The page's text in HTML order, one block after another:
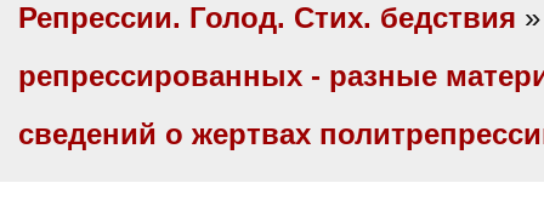
Репрессии. Голод. Стих. бедствия
репрессированных - разные
сведений о жертвах